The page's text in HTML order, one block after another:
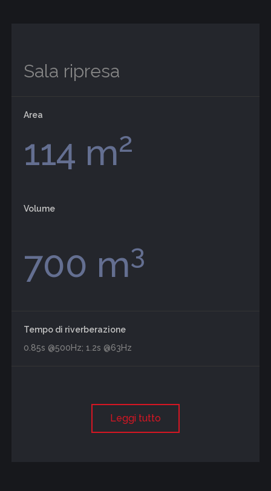
Sala ripresa
Area
114 m2
Volume
700 m3
Tempo di riverberazione
0.85s @500Hz; 1.2s @63Hz
Leggi tutto